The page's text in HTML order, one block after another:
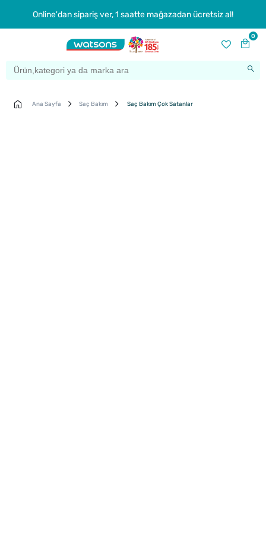
Online'dan sipariş ver, 1 saatte mağazadan ücretsiz al!
0
Ana Sayfa Saç Bakım Saç Bakım Çok Satanlar